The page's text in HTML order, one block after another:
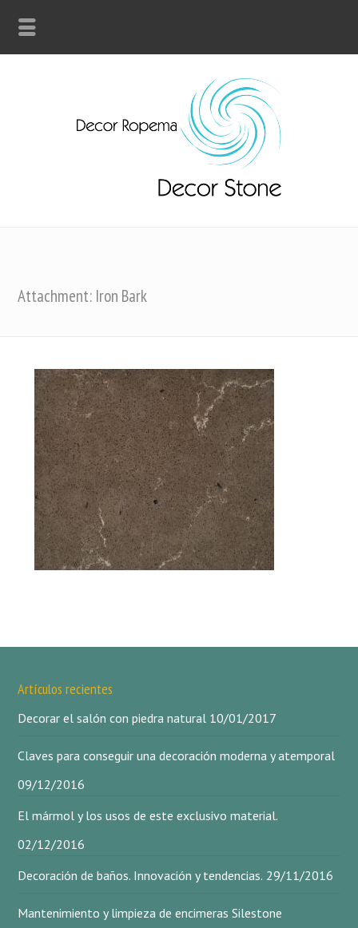
Attachment: Iron Bark
Artículos recientes
Decorar el salón con piedra natural 10/01/2017
Claves para conseguir una decoración moderna y atemporal
09/12/2016
El mármol y los usos de este exclusivo material.
02/12/2016
Decoración de baños. Innovación y tendencias. 29/11/2016
Mantenimiento y limpieza de encimeras Silestone